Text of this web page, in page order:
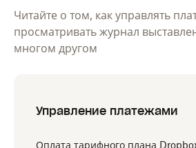
Читайте о том, как управлять
просматривать журнал
многом другом
Управление платежами
Оплата тарифного плана